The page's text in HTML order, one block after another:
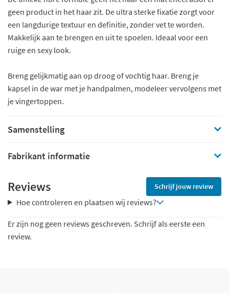
geen product in het haar zit. De ultra sterke fixatie zorgt voor
een langdurige textuur en definitie, zonder vet te worden.
Makkelijk aan te brengen en uit te spoelen. Ideaal voor een
ruige en sexy look.
Breng gelijkmatig aan op droog of vochtig haar. Breng je
kapsel in de war met je handpalmen, modeleer vervolgens met
je vingertoppen.
Samenstelling
Fabrikant informatie
Reviews Schrijf jouw review
Hoe controleren en plaatsen wij reviews?
Er zijn nog geen reviews geschreven. Schrijf als eerste een
review.